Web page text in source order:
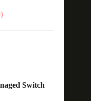
Switch